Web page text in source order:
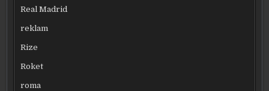
Real Madrid
reklam
Rize
Roket
roma